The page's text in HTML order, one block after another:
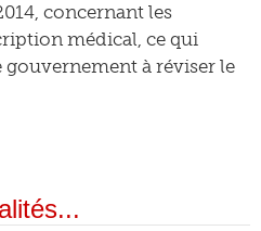
concernant les
médical, ce qui
à réviser le